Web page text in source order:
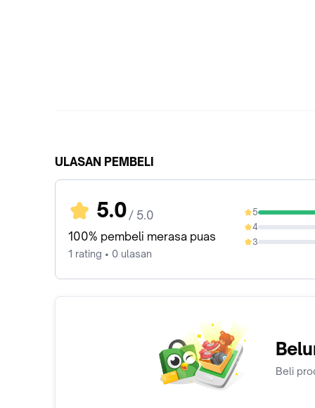
ULASAN PEMBELI
5.0 / 5.0
100% pembeli merasa puas
1 rating • 0 ulasan
5
100%
4
0%
3
0%
Beli